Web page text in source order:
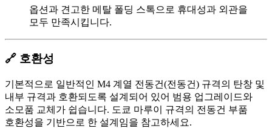
옵션과 견고한 메탈 폴딩 스톡으로 휴대성과 외관을
모두 만족시킵니다.
🔗 호환성
기본적으로 일반적인 M4 계열 전동건(전동건) 규격의 탄창 및
내부 규격과 호환되도록 설계되어 있어 범용 업그레이드와
소모품 교체가 쉽습니다. 도쿄 마루이 규격의 전동건 부품
호환성을 기반으로 한 설계임을 참고하세요.